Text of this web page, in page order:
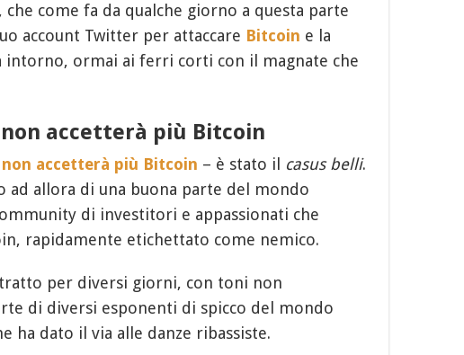
che come fa da qualche giorno a questa parte
account Twitter per attaccare Bitcoin e la
intorno, ormai ai ferri corti con il magnate che
accetterà più Bitcoin
non accetterà più Bitcoin – è stato il casus belli.
ad allora di una buona parte del mondo
di investitori e appassionati che
rapidamente etichettato come nemico.
per diversi giorni, con toni non
di diversi esponenti di spicco del mondo
ha dato il via alle danze ribassiste.